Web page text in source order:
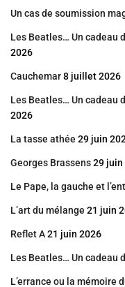
Un cas de soumission
Les Beatles… Un cadeau
2026
Cauchemar8 juillet 2026
Les Beatles… Un cadeau
2026
La tasse athée 29 juin
Georges Brassens29 juin
Le Pape, la gauche et
L’art du mélange 21 juin
Reflet A21 juin 2026
Les Beatles… Un cadeau
L’errance ou la mémoire